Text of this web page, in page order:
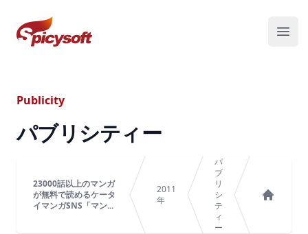
スパイシーソフト株式会社
メニ
Publicity
パブリシティー
23000話以上のマンガ
が無料で読めるケータ
イマンガSNS「マン...
2011
年
パ
ブ
リ
シ
テ
ィ
ー